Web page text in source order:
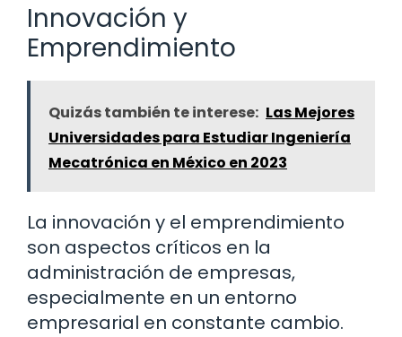
Innovación y
Emprendimiento
Quizás también te interese: Las Mejores
Universidades para Estudiar Ingeniería
Mecatrónica en México en 2023
La innovación y el emprendimiento
son aspectos críticos en la
administración de empresas,
especialmente en un entorno
empresarial en constante cambio.